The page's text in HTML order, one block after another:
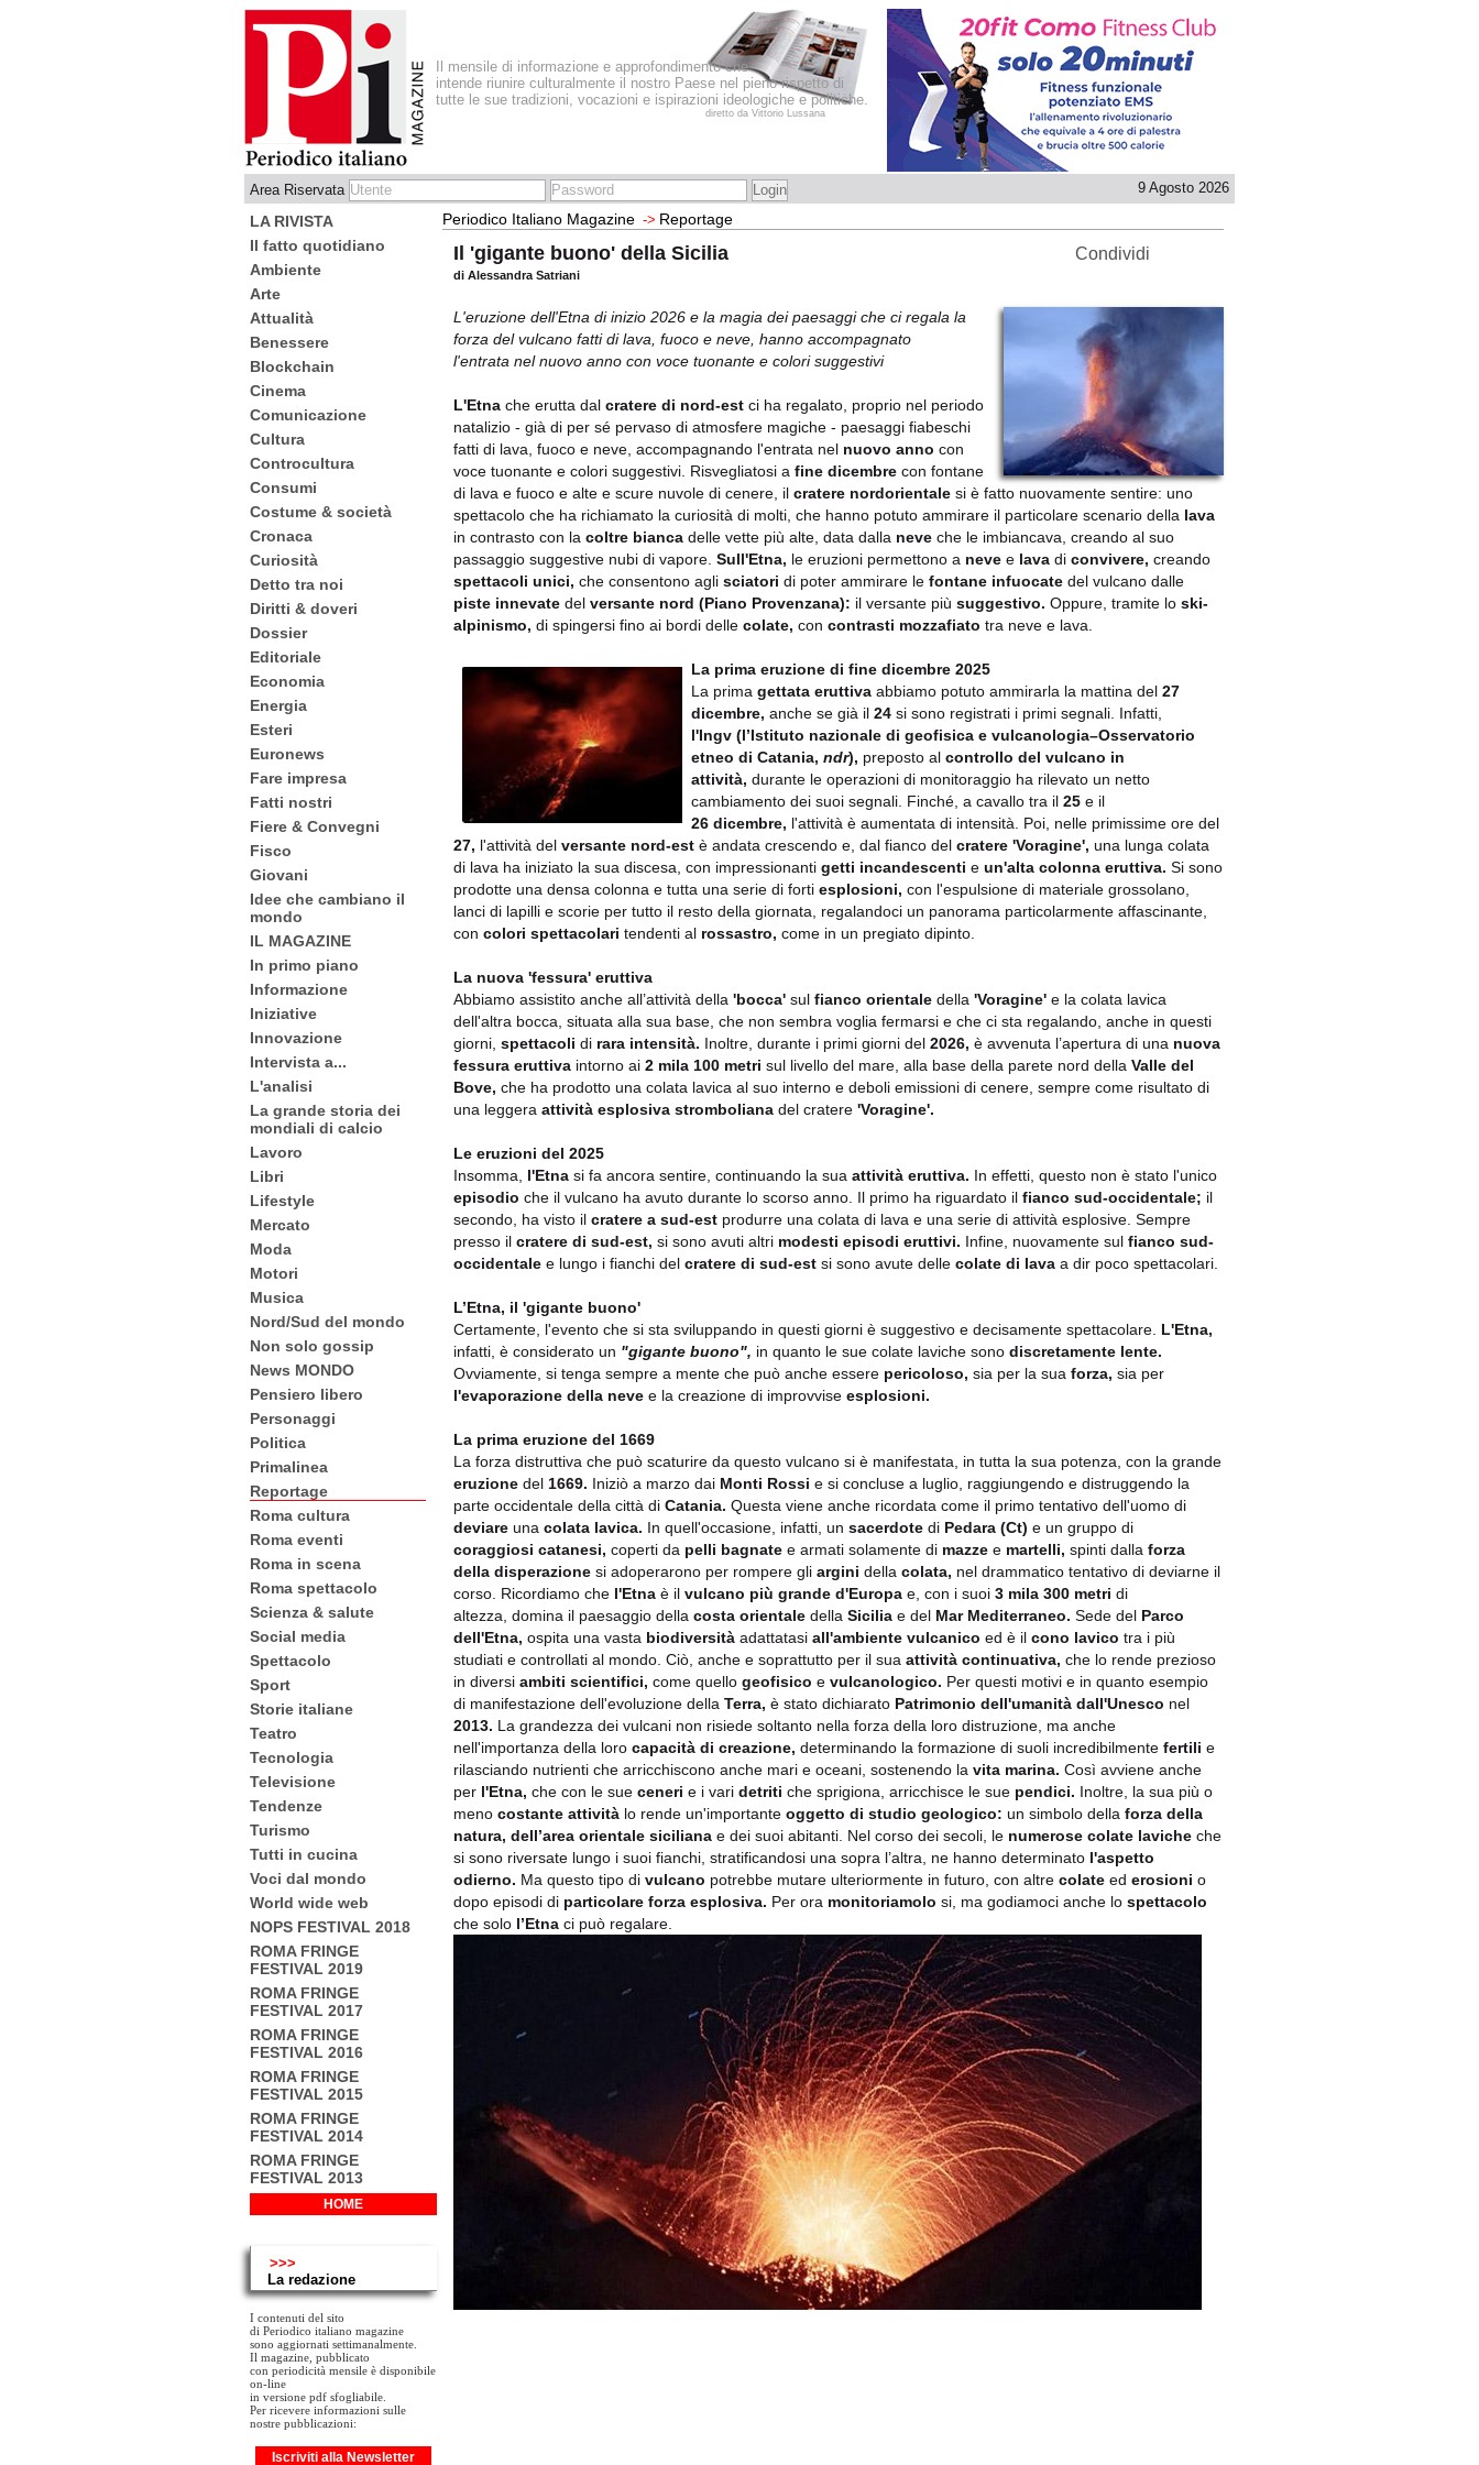
Il mensile di informazione e approfondimento che
intende riunire culturalmente il nostro Paese nel pieno rispetto di
tutte le sue tradizioni, vocazioni e ispirazioni ideologiche e politiche.
diretto da Vittorio Lussana
Area Riservata 9 Agosto 2026
LA RIVISTA
Il fatto quotidiano
Ambiente
Arte
Attualità
Benessere
Blockchain
Cinema
Comunicazione
Cultura
Controcultura
Consumi
Costume & società
Cronaca
Curiosità
Detto tra noi
Diritti & doveri
Dossier
Editoriale
Economia
Energia
Esteri
Euronews
Fare impresa
Fatti nostri
Fiere & Convegni
Fisco
Giovani
Idee che cambiano il
mondo
IL MAGAZINE
In primo piano
Informazione
Iniziative
Innovazione
Intervista a...
L'analisi
La grande storia dei
mondiali di calcio
Lavoro
Libri
Lifestyle
Mercato
Moda
Motori
Musica
Nord/Sud del mondo
Non solo gossip
News MONDO
Pensiero libero
Personaggi
Politica
Primalinea
Reportage
Roma cultura
Roma eventi
Roma in scena
Roma spettacolo
Scienza & salute
Social media
Spettacolo
Sport
Storie italiane
Teatro
Tecnologia
Televisione
Tendenze
Turismo
Tutti in cucina
Voci dal mondo
World wide web
NOPS FESTIVAL 2018
ROMA FRINGE
FESTIVAL 2019
ROMA FRINGE
FESTIVAL 2017
ROMA FRINGE
FESTIVAL 2016
ROMA FRINGE
FESTIVAL 2015
ROMA FRINGE
FESTIVAL 2014
ROMA FRINGE
FESTIVAL 2013
HOME
>>>
La redazione
I contenuti del sito
di Periodico italiano magazine
sono aggiornati settimanalmente.
Il magazine, pubblicato
con periodicità mensile è disponibile
on-line
in versione pdf sfogliabile.
Per ricevere informazioni sulle
nostre pubblicazioni:
Iscriviti alla Newsletter
Periodico Italiano Magazine -> Reportage
Il 'gigante buono' della Sicilia
di Alessandra Satriani
Condividi
L'eruzione dell'Etna di inizio 2026 e la magia dei paesaggi che ci regala la
forza del vulcano fatti di lava, fuoco e neve, hanno accompagnato
l'entrata nel nuovo anno con voce tuonante e colori suggestivi
L'Etna che erutta dal cratere di nord-est ci ha regalato, proprio nel periodo
natalizio - già di per sé pervaso di atmosfere magiche - paesaggi fiabeschi
fatti di lava, fuoco e neve, accompagnando l'entrata nel nuovo anno con
voce tuonante e colori suggestivi. Risvegliatosi a fine dicembre con fontane
di lava e fuoco e alte e scure nuvole di cenere, il cratere nordorientale si è fatto nuovamente sentire: uno
spettacolo che ha richiamato la curiosità di molti, che hanno potuto ammirare il particolare scenario della lava
in contrasto con la coltre bianca delle vette più alte, data dalla neve che le imbiancava, creando al suo
passaggio suggestive nubi di vapore. Sull'Etna, le eruzioni permettono a neve e lava di convivere, creando
spettacoli unici, che consentono agli sciatori di poter ammirare le fontane infuocate del vulcano dalle
piste innevate del versante nord (Piano Provenzana): il versante più suggestivo. Oppure, tramite lo ski-
alpinismo, di spingersi fino ai bordi delle colate, con contrasti mozzafiato tra neve e lava.
La prima eruzione di fine dicembre 2025
La prima gettata eruttiva abbiamo potuto ammirarla la mattina del 27
dicembre, anche se già il 24 si sono registrati i primi segnali. Infatti,
l'Ingv (l’Istituto nazionale di geofisica e vulcanologia–Osservatorio
etneo di Catania, ndr), preposto al controllo del vulcano in
attività, durante le operazioni di monitoraggio ha rilevato un netto
cambiamento dei suoi segnali. Finché, a cavallo tra il 25 e il
26 dicembre, l'attività è aumentata di intensità. Poi, nelle primissime ore del
27, l'attività del versante nord-est è andata crescendo e, dal fianco del cratere 'Voragine', una lunga colata
di lava ha iniziato la sua discesa, con impressionanti getti incandescenti e un'alta colonna eruttiva. Si sono
prodotte una densa colonna e tutta una serie di forti esplosioni, con l'espulsione di materiale grossolano,
lanci di lapilli e scorie per tutto il resto della giornata, regalandoci un panorama particolarmente affascinante,
con colori spettacolari tendenti al rossastro, come in un pregiato dipinto.
La nuova 'fessura' eruttiva
Abbiamo assistito anche all’attività della 'bocca' sul fianco orientale della 'Voragine' e la colata lavica
dell'altra bocca, situata alla sua base, che non sembra voglia fermarsi e che ci sta regalando, anche in questi
giorni, spettacoli di rara intensità. Inoltre, durante i primi giorni del 2026, è avvenuta l’apertura di una nuova
fessura eruttiva intorno ai 2 mila 100 metri sul livello del mare, alla base della parete nord della Valle del
Bove, che ha prodotto una colata lavica al suo interno e deboli emissioni di cenere, sempre come risultato di
una leggera attività esplosiva stromboliana del cratere 'Voragine'.
Le eruzioni del 2025
Insomma, l'Etna si fa ancora sentire, continuando la sua attività eruttiva. In effetti, questo non è stato l'unico
episodio che il vulcano ha avuto durante lo scorso anno. Il primo ha riguardato il fianco sud-occidentale; il
secondo, ha visto il cratere a sud-est produrre una colata di lava e una serie di attività esplosive. Sempre
presso il cratere di sud-est, si sono avuti altri modesti episodi eruttivi. Infine, nuovamente sul fianco sud-
occidentale e lungo i fianchi del cratere di sud-est si sono avute delle colate di lava a dir poco spettacolari.
L’Etna, il 'gigante buono'
Certamente, l'evento che si sta sviluppando in questi giorni è suggestivo e decisamente spettacolare. L'Etna,
infatti, è considerato un "gigante buono", in quanto le sue colate laviche sono discretamente lente.
Ovviamente, si tenga sempre a mente che può anche essere pericoloso, sia per la sua forza, sia per
l'evaporazione della neve e la creazione di improvvise esplosioni.
La prima eruzione del 1669
La forza distruttiva che può scaturire da questo vulcano si è manifestata, in tutta la sua potenza, con la grande
eruzione del 1669. Iniziò a marzo dai Monti Rossi e si concluse a luglio, raggiungendo e distruggendo la
parte occidentale della città di Catania. Questa viene anche ricordata come il primo tentativo dell'uomo di
deviare una colata lavica. In quell'occasione, infatti, un sacerdote di Pedara (Ct) e un gruppo di
coraggiosi catanesi, coperti da pelli bagnate e armati solamente di mazze e martelli, spinti dalla forza
della disperazione si adoperarono per rompere gli argini della colata, nel drammatico tentativo di deviarne il
corso. Ricordiamo che l'Etna è il vulcano più grande d'Europa e, con i suoi 3 mila 300 metri di
altezza, domina il paesaggio della costa orientale della Sicilia e del Mar Mediterraneo. Sede del Parco
dell'Etna, ospita una vasta biodiversità adattatasi all'ambiente vulcanico ed è il cono lavico tra i più
studiati e controllati al mondo. Ciò, anche e soprattutto per il sua attività continuativa, che lo rende prezioso
in diversi ambiti scientifici, come quello geofisico e vulcanologico. Per questi motivi e in quanto esempio
di manifestazione dell'evoluzione della Terra, è stato dichiarato Patrimonio dell'umanità dall'Unesco nel
2013. La grandezza dei vulcani non risiede soltanto nella forza della loro distruzione, ma anche
nell'importanza della loro capacità di creazione, determinando la formazione di suoli incredibilmente fertili e
rilasciando nutrienti che arricchiscono anche mari e oceani, sostenendo la vita marina. Così avviene anche
per l'Etna, che con le sue ceneri e i vari detriti che sprigiona, arricchisce le sue pendici. Inoltre, la sua più o
meno costante attività lo rende un'importante oggetto di studio geologico: un simbolo della forza della
natura, dell’area orientale siciliana e dei suoi abitanti. Nel corso dei secoli, le numerose colate laviche che
si sono riversate lungo i suoi fianchi, stratificandosi una sopra l’altra, ne hanno determinato l'aspetto
odierno. Ma questo tipo di vulcano potrebbe mutare ulteriormente in futuro, con altre colate ed erosioni o
dopo episodi di particolare forza esplosiva. Per ora monitoriamolo si, ma godiamoci anche lo spettacolo
che solo l’Etna ci può regalare.